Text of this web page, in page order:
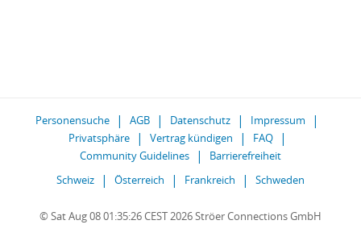
Personensuche AGB Datenschutz
Impressum
Privatsphäre
Vertrag kündigen
FAQ
Community Guidelines
Barrierefreiheit
Schweiz
Österreich Frankreich Schweden
© Sat Aug 08 01:35:26 CEST 2026 Ströer Connections GmbH